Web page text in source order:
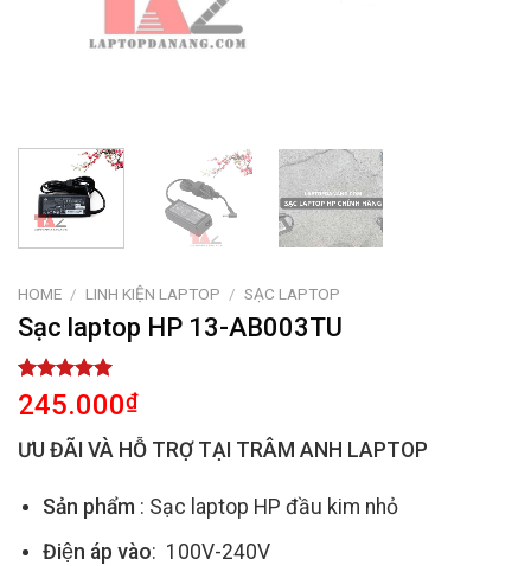
HOME / LINH KIỆN LAPTOP / SẠC LAPTOP
Sạc laptop HP 13-AB003TU
Rated 5.00
out of 5
based on
2
customer
245.000₫
ƯU ĐÃI VÀ HỖ TRỢ TẠI TRÂM ANH LAPTOP
Sản phẩm : Sạc laptop HP đầu kim nhỏ
Điện áp vào: 100V-240V